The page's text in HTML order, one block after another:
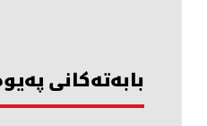
بابەتەکانی